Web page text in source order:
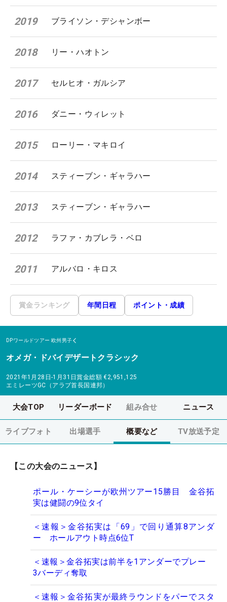
2019 ブライソン・デシャンボー
2018 リー・ハオトン
2017 セルヒオ・ガルシア
2016 ダニー・ウィレット
2015 ローリー・マキロイ
2014 スティーブン・ギャラハー
2013 スティーブン・ギャラハー
2012 ラファ・カブレラ・ベロ
2011 アルバロ・キロス
賞金ランキング 年間日程 ポイント・成績
DPワールドツアー 欧州男子
オメガ・ドバイデザートクラシック
2021年1月28日-1月31日賞金総額 €2,951,125
エミレーツGC（アラブ首長国連邦）
大会TOP リーダーボード 組み合せ ニュース
ライブフォト 出場選手 概要など TV放送予定
【この大会のニュース】
ポール・ケーシーが欧州ツアー15勝目 金谷拓
実は健闘の9位タイ
＜速報＞金谷拓実は「69」で回り通算8アンダ
ー ホールアウト時点6位T
＜速報＞金谷拓実は前半を1アンダーでプレー
3バーディ奪取
＜速報＞金谷拓実が最終ラウンドをパーでスタ